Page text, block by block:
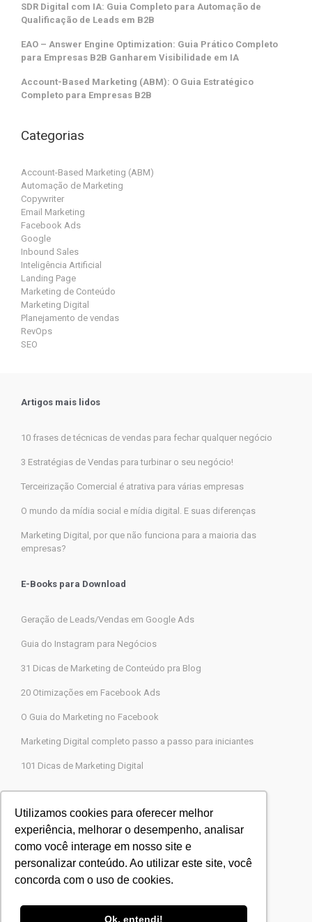
Utilizamos cookies para oferecer melhor
experiência, melhorar o desempenho, analisar
como você interage em nosso site e
personalizar conteúdo. Ao utilizar este site, você
concorda com o uso de cookies.
Ok, entendi!
SDR Digital com IA: Guia Completo para Automação de
Qualificação de Leads em B2B
EAO – Answer Engine Optimization: Guia Prático Completo
para Empresas B2B Ganharem Visibilidade em IA
Account-Based Marketing (ABM): O Guia Estratégico
Completo para Empresas B2B
Categorias
Account-Based Marketing (ABM)
Automação de Marketing
Copywriter
Email Marketing
Facebook Ads
Google
Inbound Sales
Inteligência Artificial
Landing Page
Marketing de Conteúdo
Marketing Digital
Planejamento de vendas
RevOps
SEO
Artigos mais lidos
10 frases de técnicas de vendas para fechar qualquer negócio
3 Estratégias de Vendas para turbinar o seu negócio!
Terceirização Comercial é atrativa para várias empresas
O mundo da mídia social e mídia digital. E suas diferenças
Marketing Digital, por que não funciona para a maioria das
empresas?
E-Books para Download
Geração de Leads/Vendas em Google Ads
Guia do Instagram para Negócios
31 Dicas de Marketing de Conteúdo pra Blog
20 Otimizações em Facebook Ads
O Guia do Marketing no Facebook
Marketing Digital completo passo a passo para iniciantes
101 Dicas de Marketing Digital
Agência Legions Marketing Digital
Rua Gaspar Moreira, 22, Butantã, São Paulo-SP
CEP 05505-000